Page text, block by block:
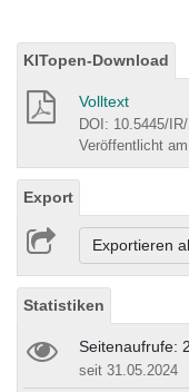
KITopen-Download
Volltext
DOI: 10.5445/
Veröffentlicht
Export
Exportieren
Statistiken
Seitenaufrufe:
seit 31.05.2024